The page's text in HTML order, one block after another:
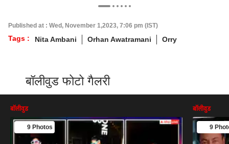
Published at : Wed, November 1,2023, 7:06 pm (IST)
Tags : Nita Ambani Orhan Awatramani Orry
बॉलीवुड फोटो गैलरी
बॉलीवुड
9 Photos
बॉलीवुड
9